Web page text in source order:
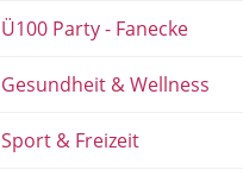
Ü100 Party - Fanecke
Gesundheit & Wellness
Sport & Freizeit